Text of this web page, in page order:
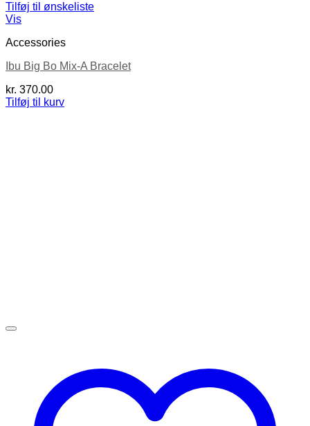
Tilføj til ønskeliste
Vis
Accessories
Ibu Big Bo Mix-A Bracelet
kr. 370.00
Tilføj til kurv